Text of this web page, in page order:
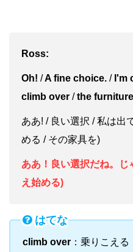
Ross:
Oh! /A fine choice. /I'm
climb over /the
ああ! / 良い選択 / 私は出
める / その家具を)
ああ！良い選択だね。じ
え始める)
はてな
climb over ：乗りこえる